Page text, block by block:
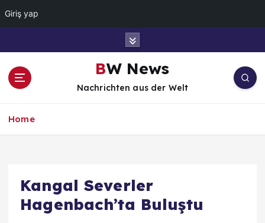
Giriş yap
BW News
Nachrichten aus der Welt
Home
Kangal Severler
Hagenbach’ta Buluştu